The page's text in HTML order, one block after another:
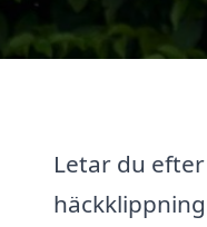
Letar du